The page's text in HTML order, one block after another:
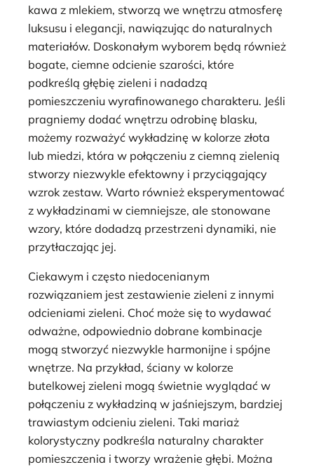
kawa z mlekiem, stworzą we wnętrzu atmosferę
luksusu i elegancji, nawiązując do naturalnych
materiałów. Doskonałym wyborem będą również
bogate, ciemne odcienie szarości, które
podkreślą głębię zieleni i nadadzą
pomieszczeniu wyrafinowanego charakteru. Jeśli
pragniemy dodać wnętrzu odrobinę blasku,
możemy rozważyć wykładzinę w kolorze złota
lub miedzi, która w połączeniu z ciemną zielenią
stworzy niezwykle efektowny i przyciągający
wzrok zestaw. Warto również eksperymentować
z wykładzinami w ciemniejsze, ale stonowane
wzory, które dodadzą przestrzeni dynamiki, nie
przytłaczając jej.
Ciekawym i często niedocenianym
rozwiązaniem jest zestawienie zieleni z innymi
odcieniami zieleni. Choć może się to wydawać
odważne, odpowiednio dobrane kombinacje
mogą stworzyć niezwykle harmonijne i spójne
wnętrze. Na przykład, ściany w kolorze
butelkowej zieleni mogą świetnie wyglądać w
połączeniu z wykładziną w jaśniejszym, bardziej
trawiastym odcieniu zieleni. Taki mariaż
kolorystyczny podkreśla naturalny charakter
pomieszczenia i tworzy wrażenie głębi. Można